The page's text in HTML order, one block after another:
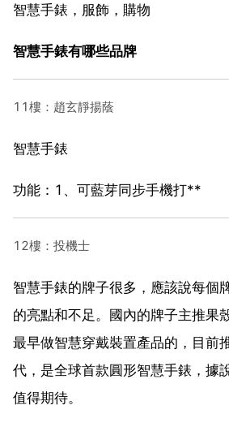
智慧手錶，服飾，購物
智慧手錶有哪些品牌
11樓：趙玄靜揚蔭
智慧手錶
功能：1、可藍芽同步手機打**
12樓：投機士
智慧手錶的牌子很多，應該說每個
的亮點和不足。國內的牌子主推果
最早做智慧穿戴裝置產品的，目前
代，是全球首款圓形智慧手錶，據
值得期待。